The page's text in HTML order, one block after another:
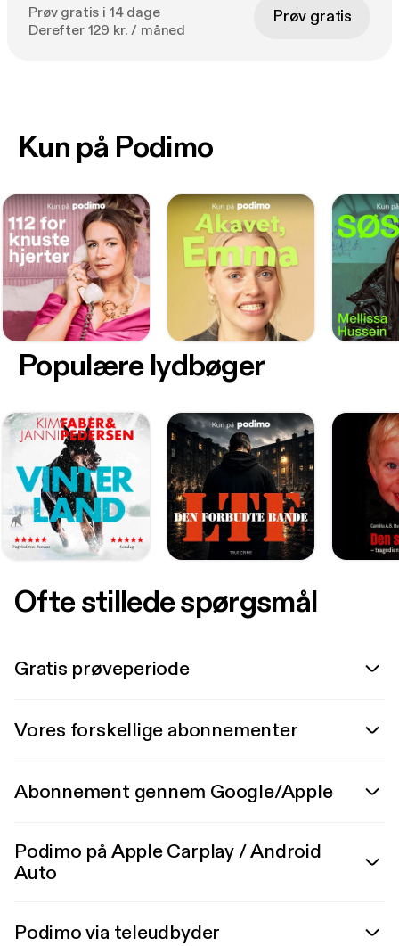
Prøv gratis i 14 dage
Derefter 129 kr. / måned
Prøv gratis
Kun på Podimo
Populære lydbøger
Ofte stillede spørgsmål
Gratis prøveperiode
Vores forskellige abonnementer
Abonnement gennem Google/Apple
Podimo på Apple Carplay / Android
Auto
Podimo via teleudbyder